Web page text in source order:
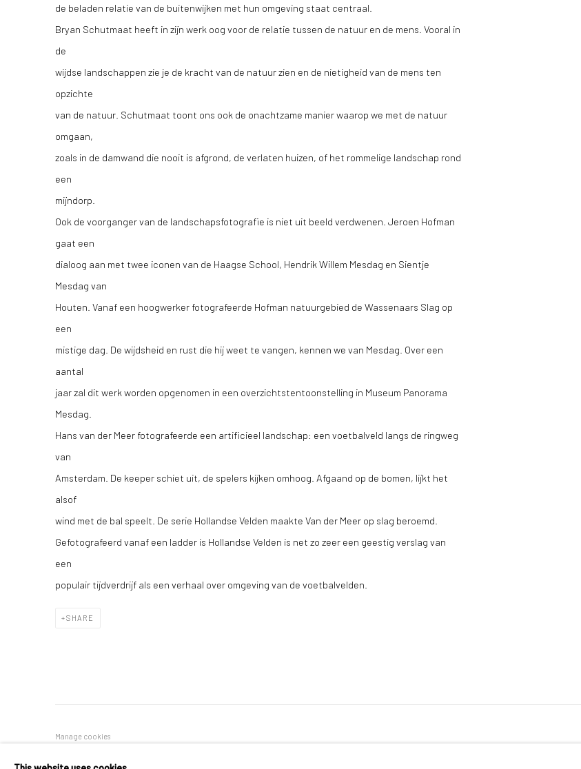
de beladen relatie van de buitenwijken met hun omgeving staat centraal.
Bryan Schutmaat heeft in zijn werk oog voor de relatie tussen de natuur en de mens. Vooral in
de
wijdse landschappen zie je de kracht van de natuur zien en de nietigheid van de mens ten
opzichte
van de natuur. Schutmaat toont ons ook de onachtzame manier waarop we met de natuur
omgaan,
zoals in de damwand die nooit is afgrond, de verlaten huizen, of het rommelige landschap rond
een
mijndorp.
Ook de voorganger van de landschapsfotografie is niet uit beeld verdwenen. Jeroen Hofman
gaat een
dialoog aan met twee iconen van de Haagse School, Hendrik Willem Mesdag en Sientje
Mesdag van
Houten. Vanaf een hoogwerker fotografeerde Hofman natuurgebied de Wassenaars Slag op
een
mistige dag. De wijdsheid en rust die hij weet te vangen, kennen we van Mesdag. Over een
aantal
jaar zal dit werk worden opgenomen in een overzichtstentoonstelling in Museum Panorama
Mesdag.
Hans van der Meer fotografeerde een artificieel landschap: een voetbalveld langs de ringweg
van
Amsterdam. De keeper schiet uit, de spelers kijken omhoog. Afgaand op de bomen, lijkt het
alsof
wind met de bal speelt. De serie Hollandse Velden maakte Van der Meer op slag beroemd.
Gefotografeerd vanaf een ladder is Hollandse Velden is net zo zeer een geestig verslag van
een
populair tijdverdrijf als een verhaal over omgeving van de voetbalvelden.
SHARE
Manage cookies